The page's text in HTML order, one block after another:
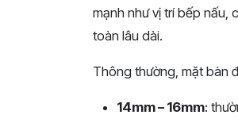
mạnh như vị trí bếp nấu,
toàn lâu dài.
Thông thường, mặt bàn
14mm – 16mm: